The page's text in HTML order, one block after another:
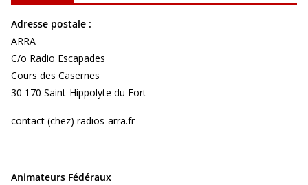
Adresse postale :
ARRA
C/o Radio Escapades
Cours des Casernes
30 170 Saint-Hippolyte du Fort
contact (chez) radios-arra.fr
Animateurs Fédéraux